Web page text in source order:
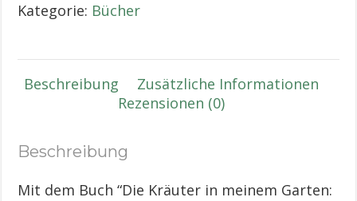
Kategorie: Bücher
Beschreibung
Zusätzliche Informationen
Rezensionen (0)
Beschreibung
Mit dem Buch “Die Kräuter in meinem Garten: